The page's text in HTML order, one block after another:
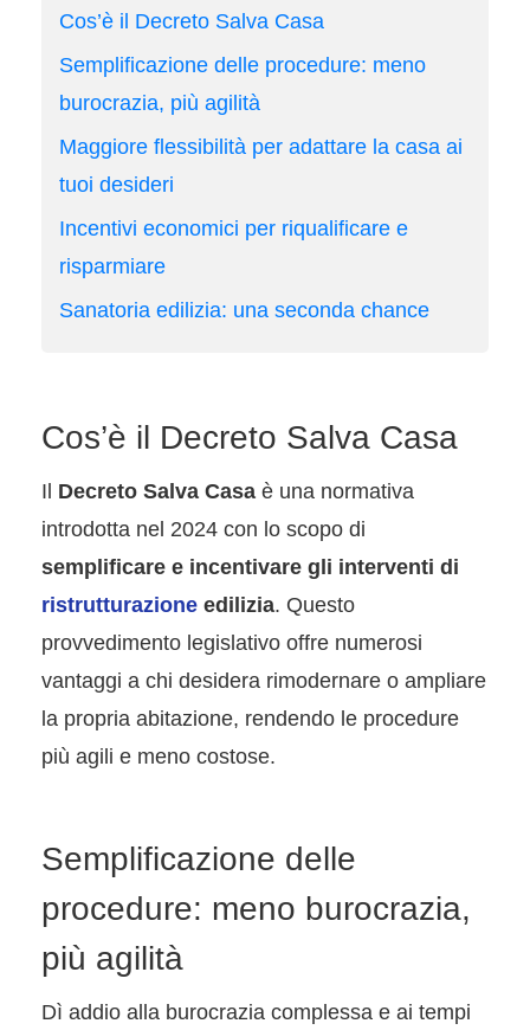
Cos’è il Decreto Salva Casa
Semplificazione delle procedure: meno
burocrazia, più agilità
Maggiore flessibilità per adattare la casa ai
tuoi desideri
Incentivi economici per riqualificare e
risparmiare
Sanatoria edilizia: una seconda chance
Cos’è il Decreto Salva Casa
Il Decreto Salva Casa è una normativa
introdotta nel 2024 con lo scopo di
semplificare e incentivare gli interventi di
ristrutturazione edilizia. Questo
provvedimento legislativo offre numerosi
vantaggi a chi desidera rimodernare o ampliare
la propria abitazione, rendendo le procedure
più agili e meno costose.
Semplificazione delle
procedure: meno burocrazia,
più agilità
Dì addio alla burocrazia complessa e ai tempi